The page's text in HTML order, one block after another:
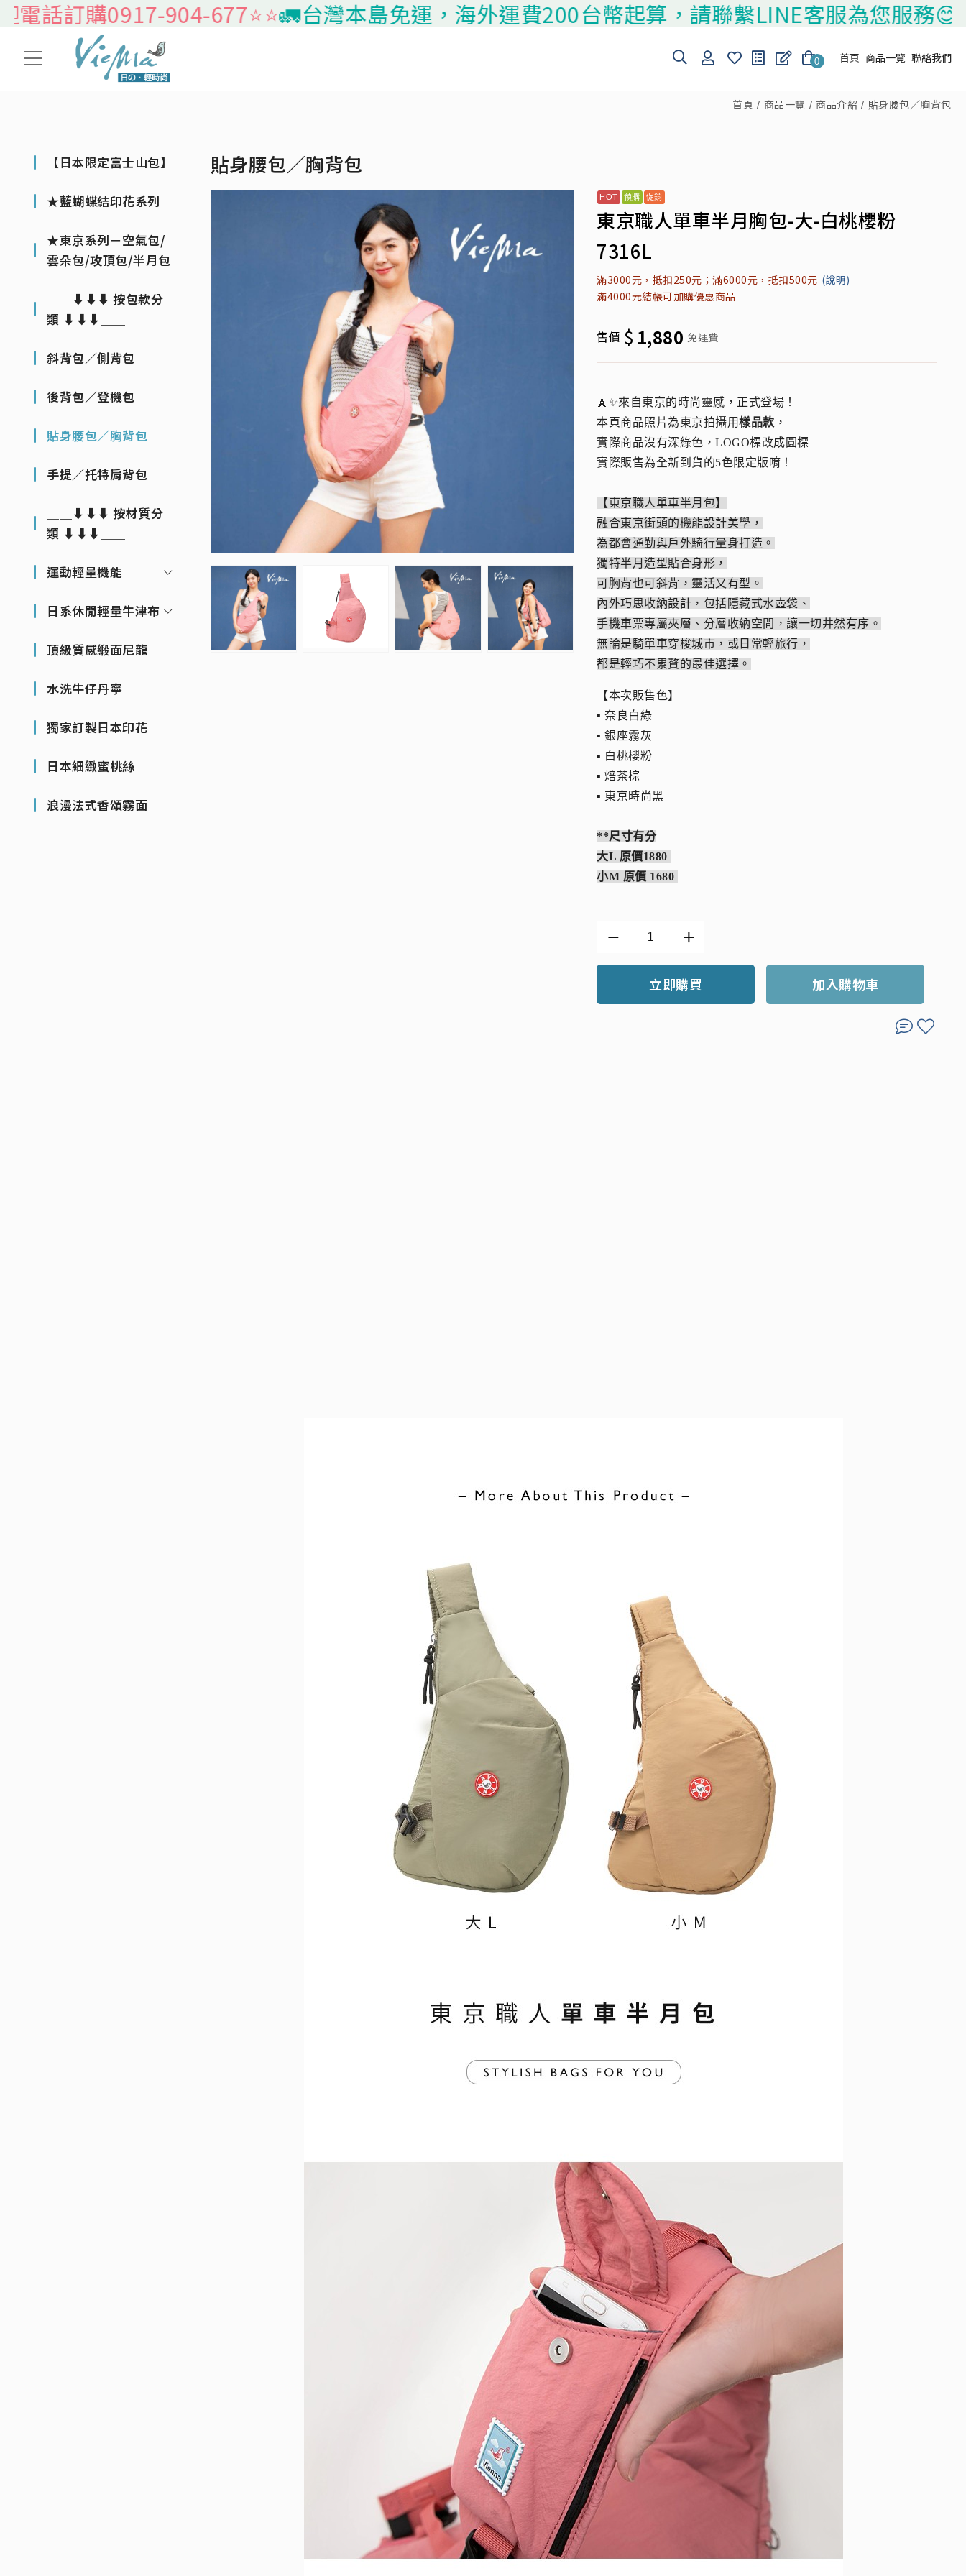
訂購0917-904-677⭐️⭐️🚛台灣本島免運，海外運費200台幣起算，請聯繫LINE客服為您服務😊
0 首頁 商品一覽 聯絡我們
首頁 商品一覽 商品介紹 貼身腰包／胸背包
【日本限定富士山包】
★藍蝴蝶結印花系列
★東京系列－空氣包/
雲朵包/攻頂包/半月包
＿＿⬇⬇⬇ 按包款分
類 ⬇⬇⬇＿＿
斜背包／側背包
後背包／登機包
貼身腰包／胸背包
手提／托特肩背包
＿＿⬇⬇⬇ 按材質分
類 ⬇⬇⬇＿＿
運動輕量機能
日系休閒輕量牛津布
頂級質感緞面尼龍
水洗牛仔丹寧
獨家訂製日本印花
日本細緻蜜桃絲
浪漫法式香頌霧面
貼身腰包／胸背包
東京職人單車半月胸包-大-白桃櫻粉
7316L
滿3000元，抵扣250元；滿6000元，抵扣500元 (說明)
滿4000元結帳可加購優惠商品
售價 $ 1,880 免運費
🗼✨來自東京的時尚靈感，正式登場！
本頁商品照片為東京拍攝用樣品款 ，
實際商品沒有深綠色，LOGO標改成圓標
實際販售為全新到貨的5色限定版唷！
【東京職人單車半月包】
融合東京街頭的機能設計美學，
為都會通勤與戶外騎行量身打造。
獨特半月造型貼合身形，
可胸背也可斜背，靈活又有型。
內外巧思收納設計，包括隱藏式水壺袋、
手機車票專屬夾層、分層收納空間，讓一切井然有序。
無論是騎單車穿梭城市，或日常輕旅行，
都是輕巧不累贅的最佳選擇。
【本次販售色】
▪︎ 奈良白綠
▪︎ 銀座霧灰
▪︎ 白桃櫻粉
▪︎ 焙茶棕
▪︎ 東京時尚黑
**尺寸有分
大L 原價1880
小M 原價 1680
立即購買 加入購物車